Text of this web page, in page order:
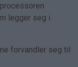
legger seg i
forvandler seg til